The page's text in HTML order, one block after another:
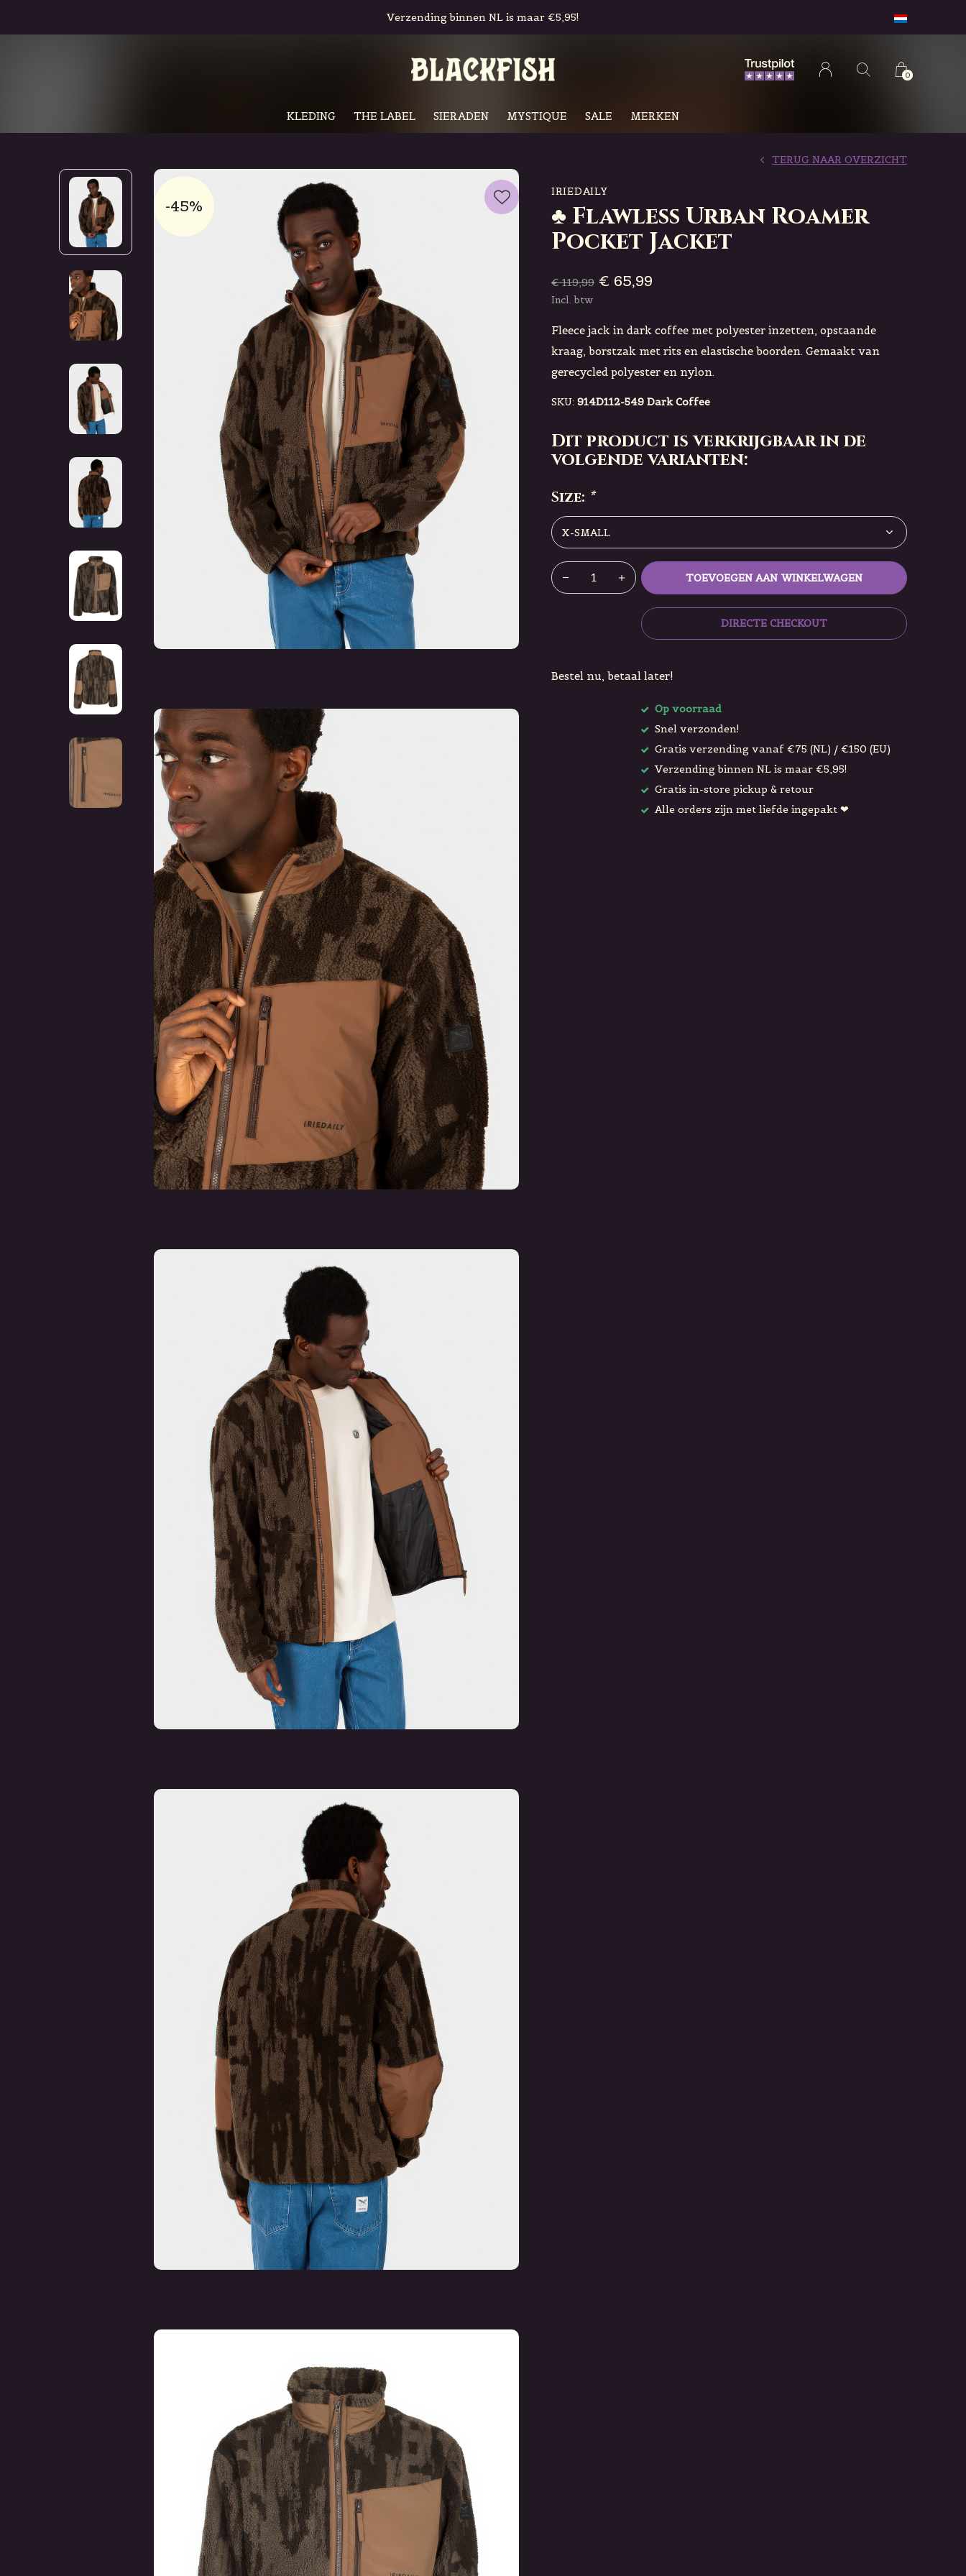
KLEDING THE LABEL SIERADEN MYSTIQUE SALE MERKEN
0
Verzending binnen NL is maar €5,95!
-45%
IRIEDAILY
♣ Flawless Urban Roamer
Pocket Jacket
TERUG NAAR OVERZICHT
€ 119,99 € 65,99
Incl. btw
Fleece jack in dark coffee met polyester inzetten, opstaande
kraag, borstzak met rits en elastische boorden. Gemaakt van
gerecycled polyester en nylon.
SKU: 914D112-549 Dark Coffee
Dit product is verkrijgbaar in de
volgende varianten:
Size: *
TOEVOEGEN AAN WINKELWAGEN
DIRECTE CHECKOUT
Bestel nu, betaal later!
Op voorraad
Snel verzonden!
Gratis verzending vanaf €75 (NL) / €150 (EU)
Verzending binnen NL is maar €5,95!
Gratis in-store pickup & retour
Alle orders zijn met liefde ingepakt ❤